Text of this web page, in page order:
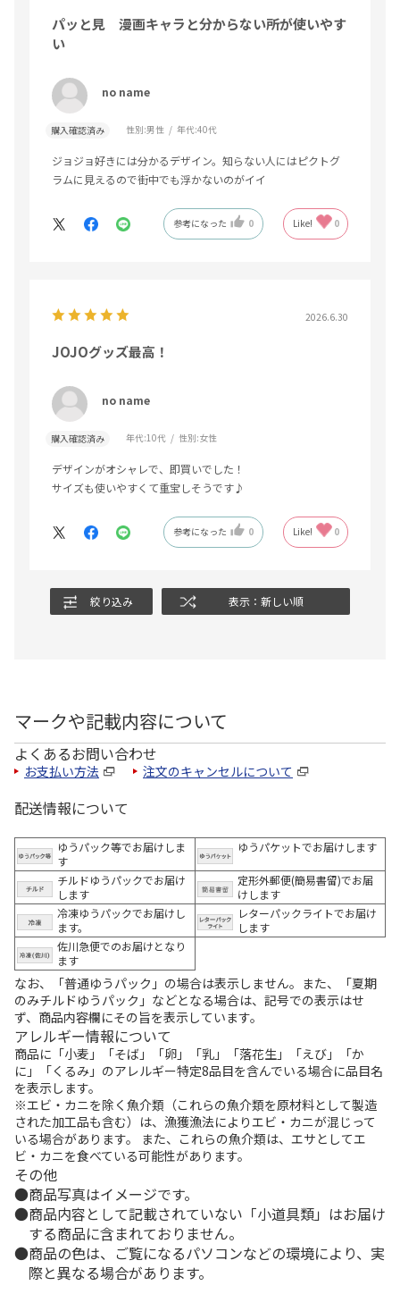
パッと見 漫画キャラと分からない所が使いやす
い
no name
購入確認済み 性別:男性 年代:40代
ジョジョ好きには分かるデザイン。知らない人にはピクトグ
ラムに見えるので街中でも浮かないのがイイ
参考になった 0 Like! 0
2026.6.30
JOJOグッズ最高！
no name
購入確認済み 年代:10代 性別:女性
デザインがオシャレで、即買いでした！
サイズも使いやすくて重宝しそうです♪
参考になった 0 Like! 0
絞り込み 表示：新しい順
マークや記載内容について
よくあるお問い合わせ
お支払い方法 注文のキャンセルについて
配送情報について
ゆうパック等でお届けしま
す
ゆうパケットでお届けします
チルドゆうパックでお届け
します
定形外郵便(簡易書留)でお届
けします
冷凍ゆうパックでお届けし
ます。
レターパックライトでお届け
します
佐川急便でのお届けとなり
ます
なお、「普通ゆうパック」の場合は表示しません。また、「夏期
のみチルドゆうパック」などとなる場合は、記号での表示はせ
ず、商品内容欄にその旨を表示しています。
アレルギー情報について
商品に「小麦」「そば」「卵」「乳」「落花生」「えび」「か
に」「くるみ」のアレルギー特定8品目を含んでいる場合に品目名
を表示します。
※エビ・カニを除く魚介類（これらの魚介類を原材料として製造
された加工品も含む）は、漁獲漁法によりエビ・カニが混じって
いる場合があります。 また、これらの魚介類は、エサとしてエ
ビ・カニを食べている可能性があります。
その他
商品写真はイメージです。
商品内容として記載されていない「小道具類」はお届け
する商品に含まれておりません。
商品の色は、ご覧になるパソコンなどの環境により、実
際と異なる場合があります。